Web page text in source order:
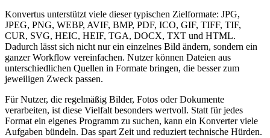
Konvertus unterstützt viele dieser typischen Zielformate: JPG,
JPEG, PNG, WEBP, AVIF, BMP, PDF, ICO, GIF, TIFF, TIF,
CUR, SVG, HEIC, HEIF, TGA, DOCX, TXT und HTML.
Dadurch lässt sich nicht nur ein einzelnes Bild ändern, sondern ein
ganzer Workflow vereinfachen. Nutzer können Dateien aus
unterschiedlichen Quellen in Formate bringen, die besser zum
jeweiligen Zweck passen.
Für Nutzer, die regelmäßig Bilder, Fotos oder Dokumente
verarbeiten, ist diese Vielfalt besonders wertvoll. Statt für jedes
Format ein eigenes Programm zu suchen, kann ein Konverter viele
Aufgaben bündeln. Das spart Zeit und reduziert technische Hürden.